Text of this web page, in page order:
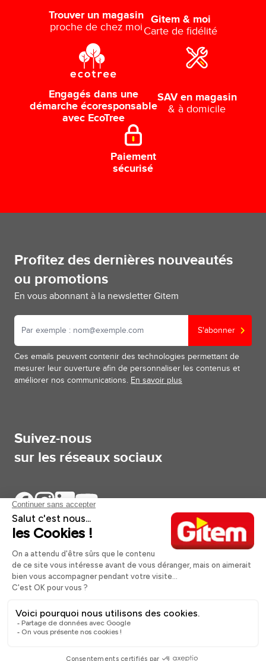
Trouver un magasin
proche de chez moi
Gitem & moi
Carte de fidélité
Engagés dans une
démarche écoresponsable
avec EcoTree
SAV en magasin
& à domicile
Paiement
sécurisé
Profitez des dernières nouveautés
ou promotions
En vous abonnant à la newsletter Gitem
S'abonner
Ces emails peuvent contenir des technologies permettant de
mesurer leur ouverture afin de personnaliser les contenus et
améliorer nos communications. En savoir plus
Suivez-nous
sur les réseaux sociaux
Aides et informations
Services